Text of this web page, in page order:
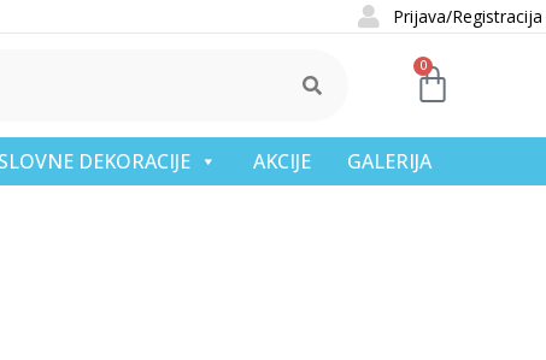
Prijava/Registracija
0
DEKORACIJE AKCIJE GALERIJA